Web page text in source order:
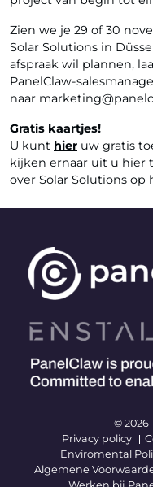
Zien we je 29 of 30
Solar Solutions in
afspraak wil plannen,
PanelClaw-
naar
Gratis kaartjes!
U kunt hier uw gratis
kijken ernaar uit u hier
over Solar Solutions op
© 2026
Privacy policy
Enviromental
Algemene